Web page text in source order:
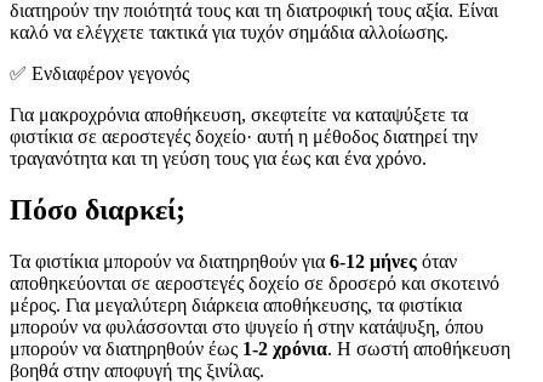
διατηρούν την ποιότητά τους και τη διατροφική τους αξία. Είναι
καλό να ελέγχετε τακτικά για τυχόν σημάδια αλλοίωσης.
✅ Ενδιαφέρον γεγονός
Για μακροχρόνια αποθήκευση, σκεφτείτε να καταψύξετε τα
φιστίκια σε αεροστεγές δοχείο· αυτή η μέθοδος διατηρεί την
τραγανότητα και τη γεύση τους για έως και ένα χρόνο.
Πόσο διαρκεί;
Τα φιστίκια μπορούν να διατηρηθούν για 6-12 μήνες όταν
αποθηκεύονται σε αεροστεγές δοχείο σε δροσερό και σκοτεινό
μέρος. Για μεγαλύτερη διάρκεια αποθήκευσης, τα φιστίκια
μπορούν να φυλάσσονται στο ψυγείο ή στην κατάψυξη, όπου
μπορούν να διατηρηθούν έως 1-2 χρόνια. Η σωστή αποθήκευση
βοηθά στην αποφυγή της ξινίλας.